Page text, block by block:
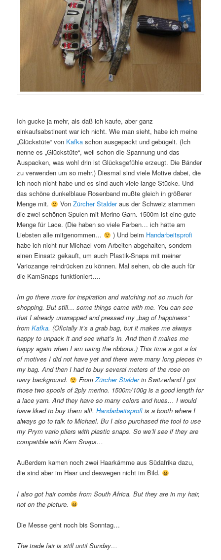
Ich gucke ja mehr, als daß ich kaufe, aber ganz
einkaufsabstinent war ich nicht. Wie man sieht, habe ich meine
„Glückstüte“ von Kafka schon ausgepackt und gebügelt. (Ich
nenne es „Glückstüte“, weil schon die Spannung und das
Auspacken, was wohl drin ist Glücksgefühle erzeugt. Die Bänder
zu verwenden um so mehr.) Diesmal sind viele Motive dabei, die
ich noch nicht habe und es sind auch viele lange Stücke. Und
das schöne dunkelblaue Rosenband mußte gleich in größerer
Menge mit.
Von Zürcher Stalderaus der Schweiz stammen
die zwei schönen Spulen mit Merino Garn. 1500m ist eine gute
Menge für Lace. (Die haben so viele Farben… ich hätte am
Liebsten alle mitgenommen…
) Und beim Handarbeitsprofi
habe ich nicht nur Michael vom Arbeiten abgehalten, sondern
einen Einsatz gekauft, um auch Plastik-Snaps mit meiner
Variozange reindrücken zu können. Mal sehen, ob die auch für
die KamSnaps funktioniert….
Im go there more for inspiration and watching not so much for
shopping. But still… some things came with me. You can see
that I already unwrapped and pressed my „bag of happiness“
fromKafka. (Oficially it’s a grab bag, but it makes me always
happy to unpack it and see what’s in. And then it makes me
happy again when I am using the ribbons.) This time a got a lot
of motives I did not have yet and there were many long pieces in
my bag. And then I had to buy several meters of the rose on
navy background.
FromZürcher Stalderin Switzerland I got
those two spools of 2ply merino. 1500m/100g is a good length for
a lace yarn. And they have so many colors and hues… I would
have liked to buy them all!.Handarbeitsprofi is a booth where I
always go to talk to Michael. Bu I also purchased the tool to use
my Prym vario pliers with plastic snaps. So we’ll see if they are
compatible with Kam Snaps…
Außerdem kamen noch zwei Haarkämme aus Südafrika dazu,
die sind aber im Haar und deswegen nicht im Bild.
I also got hair combs from South Africa. But they are in my hair,
not on the picture.
Die Messe geht noch bis Sonntag…
The trade fair is still until Sunday…